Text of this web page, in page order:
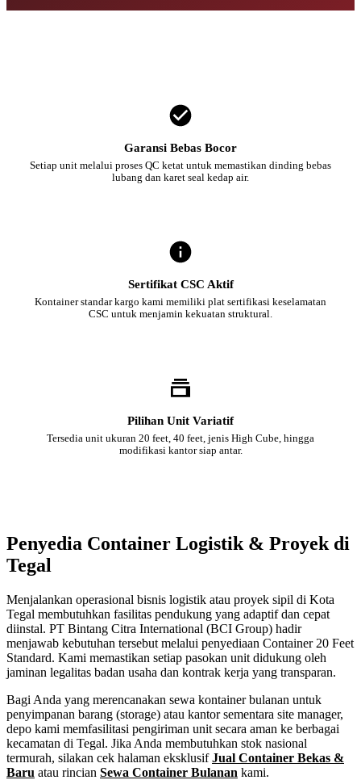
Garansi Bebas Bocor
Setiap unit melalui proses QC ketat untuk memastikan dinding bebas
lubang dan karet seal kedap air.
Sertifikat CSC Aktif
Kontainer standar kargo kami memiliki plat sertifikasi keselamatan
CSC untuk menjamin kekuatan struktural.
Pilihan Unit Variatif
Tersedia unit ukuran 20 feet, 40 feet, jenis High Cube, hingga
modifikasi kantor siap antar.
Penyedia Container Logistik & Proyek di
Tegal
Menjalankan operasional bisnis logistik atau proyek sipil di Kota
Tegal membutuhkan fasilitas pendukung yang adaptif dan cepat
diinstal. PT Bintang Citra International (BCI Group) hadir
menjawab kebutuhan tersebut melalui penyediaan Container 20 Feet
Standard. Kami memastikan setiap pasokan unit didukung oleh
jaminan legalitas badan usaha dan kontrak kerja yang transparan.
Bagi Anda yang merencanakan sewa kontainer bulanan untuk
penyimpanan barang (storage) atau kantor sementara site manager,
depo kami memfasilitasi pengiriman unit secara aman ke berbagai
kecamatan di Tegal. Jika Anda membutuhkan stok nasional
termurah, silakan cek halaman eksklusifJual Container Bekas &
Baru atau rincian Sewa Container Bulanan kami.